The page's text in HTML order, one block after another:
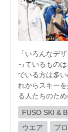
「いろんなデ
っているもの
でいる方は多
れからスキー
る人たちのため
FUSO SKI &
ウエア
プ